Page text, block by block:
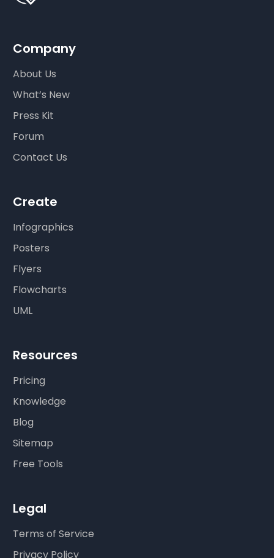
Company
About Us
What’s New
Press Kit
Forum
Contact Us
Create
Infographics
Posters
Flyers
Flowcharts
UML
Resources
Pricing
Knowledge
Blog
Sitemap
Free Tools
Legal
Terms of Service
Privacy Policy